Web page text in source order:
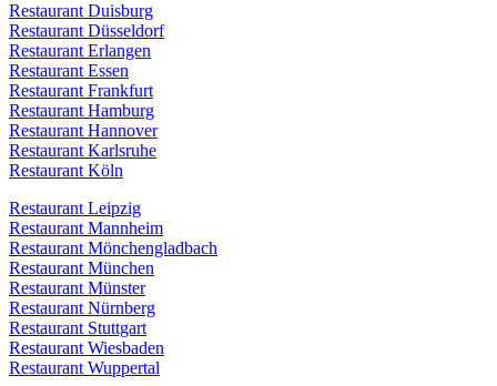
Restaurant Duisburg
Restaurant Düsseldorf
Restaurant Erlangen
Restaurant Essen
Restaurant Frankfurt
Restaurant Hamburg
Restaurant Hannover
Restaurant Karlsruhe
Restaurant Köln
Restaurant Leipzig
Restaurant Mannheim
Restaurant Mönchengladbach
Restaurant München
Restaurant Münster
Restaurant Nürnberg
Restaurant Stuttgart
Restaurant Wiesbaden
Restaurant Wuppertal